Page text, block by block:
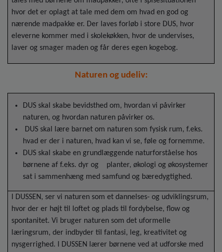
hvor det er oplagt at tale med dem om hvad en god og
nærende madpakke er. Der laves forløb i store DUS, hvor
eleverne kommer med i skolekøkken, hvor de undervises,
laver og smager maden og får deres egen kogebog.
Naturen og udeliv:
DUS skal skabe bevidsthed om, hvordan vi påvirker
naturen, og hvordan naturen påvirker os.
DUS skal lære barnet om naturen som fysisk rum, f.eks.
hvad er der i naturen, hvad kan vi se, føle og fornemme.
DUS skal skabe en grundlæggende naturforståelse hos
børnene af f.eks. dyr og planter, økologi og økosystemer
sat i sammenhæng med samfund og bæredygtighed.
I DUSSEN, ser vi naturen som et dannelses- og udviklingsrum,
hvor der er højt til loftet og plads til fordybelse, flow og
spontanitet. Vi bruger naturen som det uformelle
læringsrum, der indbyder til fantasi, leg, kreativitet og
nysgerrighed. I DUSSEN lærer børnene ved at udforske med